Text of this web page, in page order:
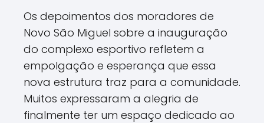
Os depoimentos dos moradores de
Novo São Miguel sobre a inauguração
do complexo esportivo refletem a
empolgação e esperança que essa
nova estrutura traz para a comunidade.
Muitos expressaram a alegria de
finalmente ter um espaço dedicado ao